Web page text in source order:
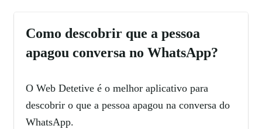
Como descobrir que a pessoa
apagou conversa no WhatsApp?
O Web Detetive é o melhor aplicativo para
descobrir o que a pessoa apagou na conversa do
WhatsApp.